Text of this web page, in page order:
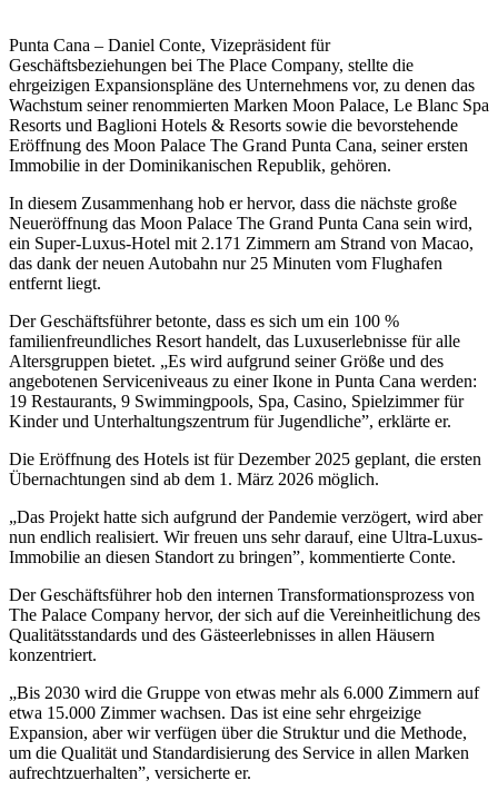
Punta Cana – Daniel Conte, Vizepräsident für
Geschäftsbeziehungen bei The Place Company, stellte die
ehrgeizigen Expansionspläne des Unternehmens vor, zu denen das
Wachstum seiner renommierten Marken Moon Palace, Le Blanc Spa
Resorts und Baglioni Hotels & Resorts sowie die bevorstehende
Eröffnung des Moon Palace The Grand Punta Cana, seiner ersten
Immobilie in der Dominikanischen Republik, gehören.
In diesem Zusammenhang hob er hervor, dass die nächste große
Neueröffnung das Moon Palace The Grand Punta Cana sein wird,
ein Super-Luxus-Hotel mit 2.171 Zimmern am Strand von Macao,
das dank der neuen Autobahn nur 25 Minuten vom Flughafen
entfernt liegt.
Der Geschäftsführer betonte, dass es sich um ein 100 %
familienfreundliches Resort handelt, das Luxuserlebnisse für alle
Altersgruppen bietet. „Es wird aufgrund seiner Größe und des
angebotenen Serviceniveaus zu einer Ikone in Punta Cana werden:
19 Restaurants, 9 Swimmingpools, Spa, Casino, Spielzimmer für
Kinder und Unterhaltungszentrum für Jugendliche”, erklärte er.
Die Eröffnung des Hotels ist für Dezember 2025 geplant, die ersten
Übernachtungen sind ab dem 1. März 2026 möglich.
„Das Projekt hatte sich aufgrund der Pandemie verzögert, wird aber
nun endlich realisiert. Wir freuen uns sehr darauf, eine Ultra-Luxus-
Immobilie an diesen Standort zu bringen”, kommentierte Conte.
Der Geschäftsführer hob den internen Transformationsprozess von
The Palace Company hervor, der sich auf die Vereinheitlichung des
Qualitätsstandards und des Gästeerlebnisses in allen Häusern
konzentriert.
„Bis 2030 wird die Gruppe von etwas mehr als 6.000 Zimmern auf
etwa 15.000 Zimmer wachsen. Das ist eine sehr ehrgeizige
Expansion, aber wir verfügen über die Struktur und die Methode,
um die Qualität und Standardisierung des Service in allen Marken
aufrechtzuerhalten”, versicherte er.